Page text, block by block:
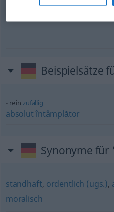
curat
Beispielsätze
rein zufällig
absolut întâmplător
Synonyme für
standhaft, ordentlich (ugs.),
moralisch